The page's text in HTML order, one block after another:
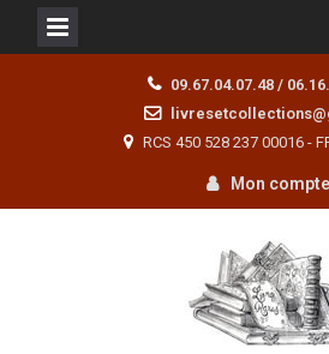
09.67.04.07.48 /
RCS 450 528 237 00016 -
Mon compte